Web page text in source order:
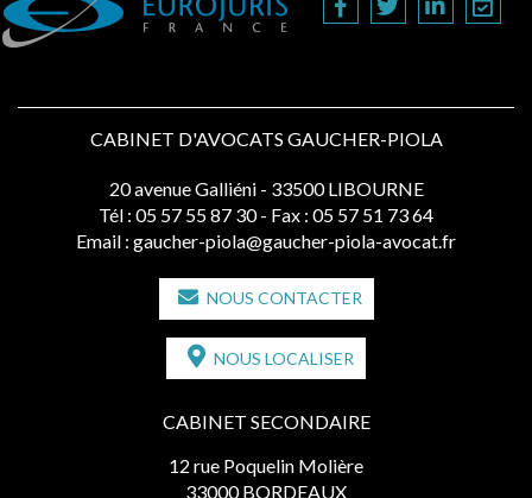
CABINET D'AVOCATS GAUCHER-PIOLA
20 avenue Galliéni - 33500 LIBOURNE
Tél : 05 57 55 87 30 - Fax : 05 57 51 73 64
Email : gaucher-piola@gaucher-piola-avocat.fr
NOUS CONTACTER
NOUS LOCALISER
CABINET SECONDAIRE
12 rue Poquelin Molière
33000 BORDEAUX